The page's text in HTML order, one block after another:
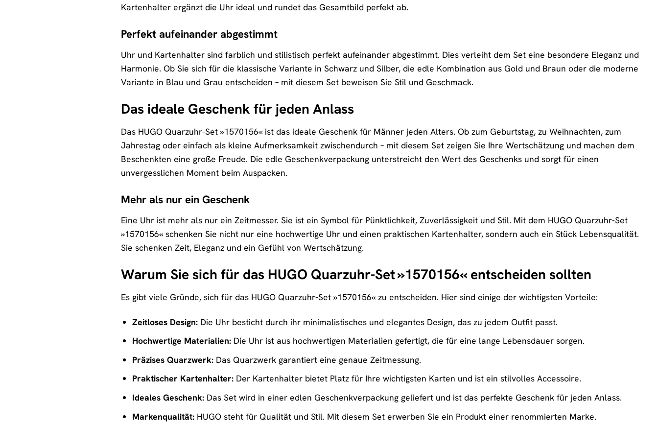
Kartenhalter ergänzt die Uhr ideal und rundet das Gesamtbild perfekt ab.
Perfekt aufeinander abgestimmt
Uhr und Kartenhalter sind farblich und stilistisch perfekt aufeinander abgestimmt. Dies verleiht dem Set eine besondere Eleganz und
Harmonie. Ob Sie sich für die klassische Variante in Schwarz und Silber, die edle Kombination aus Gold und Braun oder die moderne
Variante in Blau und Grau entscheiden – mit diesem Set beweisen Sie Stil und Geschmack.
Das ideale Geschenk für jeden Anlass
Das HUGO Quarzuhr-Set »1570156« ist das ideale Geschenk für Männer jeden Alters. Ob zum Geburtstag, zu Weihnachten, zum
Jahrestag oder einfach als kleine Aufmerksamkeit zwischendurch – mit diesem Set zeigen Sie Ihre Wertschätzung und machen dem
Beschenkten eine große Freude. Die edle Geschenkverpackung unterstreicht den Wert des Geschenks und sorgt für einen
unvergesslichen Moment beim Auspacken.
Mehr als nur ein Geschenk
Eine Uhr ist mehr als nur ein Zeitmesser. Sie ist ein Symbol für Pünktlichkeit, Zuverlässigkeit und Stil. Mit dem HUGO Quarzuhr-Set
»1570156« schenken Sie nicht nur eine hochwertige Uhr und einen praktischen Kartenhalter, sondern auch ein Stück Lebensqualität.
Sie schenken Zeit, Eleganz und ein Gefühl von Wertschätzung.
Warum Sie sich für das HUGO Quarzuhr-Set »1570156« entscheiden sollten
Es gibt viele Gründe, sich für das HUGO Quarzuhr-Set »1570156« zu entscheiden. Hier sind einige der wichtigsten Vorteile:
Zeitloses Design:Die Uhr besticht durch ihr minimalistisches und elegantes Design, das zu jedem Outfit passt.
Hochwertige Materialien:Die Uhr ist aus hochwertigen Materialien gefertigt, die für eine lange Lebensdauer sorgen.
Präzises Quarzwerk:Das Quarzwerk garantiert eine genaue Zeitmessung.
Praktischer Kartenhalter:Der Kartenhalter bietet Platz für Ihre wichtigsten Karten und ist ein stilvolles Accessoire.
Ideales Geschenk:Das Set wird in einer edlen Geschenkverpackung geliefert und ist das perfekte Geschenk für jeden Anlass.
Markenqualität:HUGO steht für Qualität und Stil. Mit diesem Set erwerben Sie ein Produkt einer renommierten Marke.